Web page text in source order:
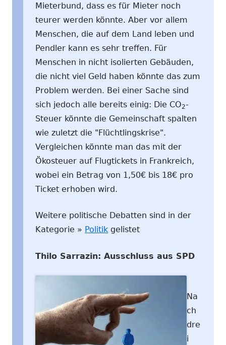
Mieterbund, dass es für Mieter noch
teurer werden könnte. Aber vor allem
Menschen, die auf dem Land leben und
Pendler kann es sehr treffen. Für
Menschen in nicht isolierten Gebäuden,
die nicht viel Geld haben könnte das zum
Problem werden. Bei einer Sache sind
sich jedoch alle bereits einig: Die CO2-
Steuer könnte die Gemeinschaft spalten
wie zuletzt die "Flüchtlingskrise".
Vergleichen könnte man das mit der
Ökosteuer auf Flugtickets in Frankreich,
wobei ein Betrag von 1,50€ bis 18€ pro
Ticket erhoben wird.
Weitere politische Debatten sind in der
Kategorie » Politik gelistet
Thilo Sarrazin: Ausschluss aus SPD
Na
ch
dre
i